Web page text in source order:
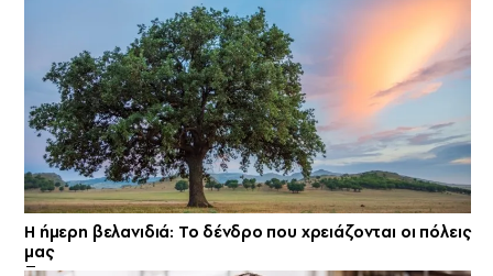
Η ήμερη βελανιδιά: Το δένδρο που χρειάζονται οι πόλεις
μας